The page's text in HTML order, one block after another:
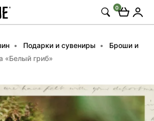
0
Подарки и сувениры
Броши и
«Белый гриб»